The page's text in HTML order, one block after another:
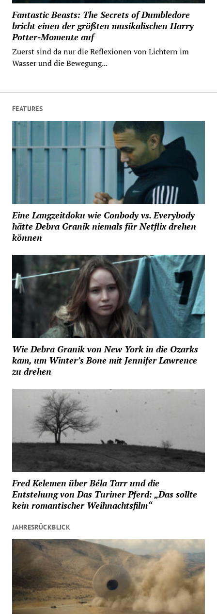
Fantastic Beasts: The Secrets of Dumbledore
bricht einen der größten musikalischen Harry
Potter-Momente auf
Zuerst sind da nur die Reflexionen von Lichtern im
Wasser und die Bewegung...
FEATURES
Eine Langzeitdoku wie Conbody vs. Everybody
hätte Debra Granik niemals für Netflix drehen
können
Wie Debra Granik von New York in die Ozarks
kam, um Winter’s Bone mit Jennifer Lawrence
zu drehen
Fred Kelemen über Béla Tarr und die
Entstehung von Das Turiner Pferd: „Das sollte
kein romantischer Weihnachtsfilm“
JAHRESRÜCKBLICK